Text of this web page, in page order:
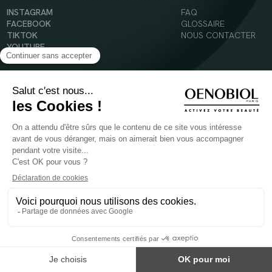
INSTAGRAM
FACEBOOK
TIKTOK
YOUTUBE
FAQ
GLOSSAIRE
NOUS CONTACTER
© 2024 Oenobiol Paris
Mentions légales
Conditions Générales d’Utilisation
POUR VOTRE SANTÉ, MANGEZ AU MOINS CINQ FRUITS ET LÉGUMES PAR JOUR -
Les complément alimentaires doivent être utilisés dans le cadre d'un mode de vie sain et
Réservé à l'adulte. Consulter attentivement l'étiquetage des produits avant l'utilisation.